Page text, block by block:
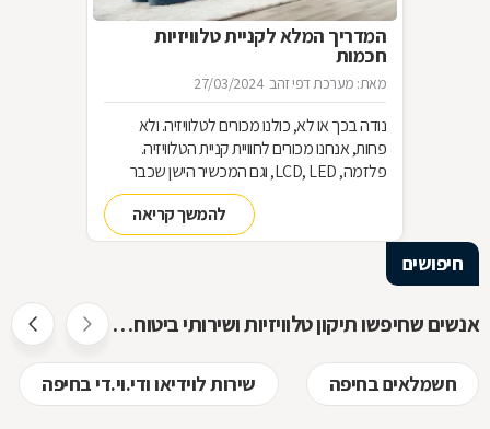
המדריך המלא לקניית טלוויזיות
חכמות
מאת: מערכת דפי זהב 27/03/2024
נודה בכך או לא, כולנו מכורים לטלוויזיה. ולא
פחות, אנחנו מכורים לחוויית קניית הטלוויזיה.
פלזמה, LCD, LED, וגם המכשיר הישן שכבר
שכחנו את שמו. כל כך הרבה אפשרויות וכל כך
מעט זמן. אז בשביל זה אנחנו כאןלהמשך קריאה
חיפושים
אנשים שחיפשו תיקון טלוויזיות ושירותי ביטוח חיפשו גם
חשמלאים בחיפה שירות לוידיאו ודי.וי.די בחיפה